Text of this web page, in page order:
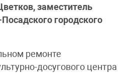
заместитель
городского
ремонте
досугового центра